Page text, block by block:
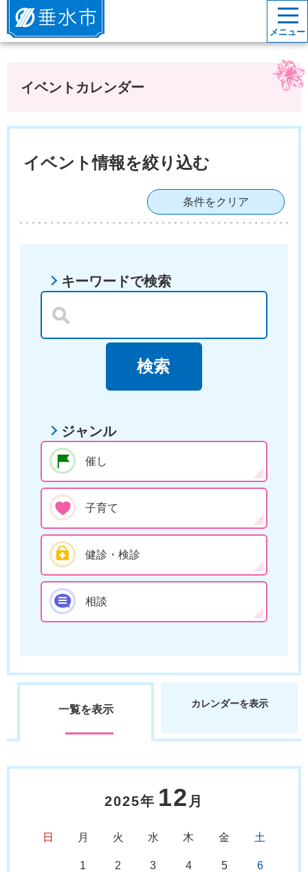
垂水市
メニュー
イベントカレンダー
イベント情報を絞り込む
条件をクリア
キーワードで検索
ジャンル
催し
子育て
健診・検診
相談
一覧を表示 カレンダーを表示
2025年 12 月
日 月 火 水 木 金 土
1 2 3 4 5 6